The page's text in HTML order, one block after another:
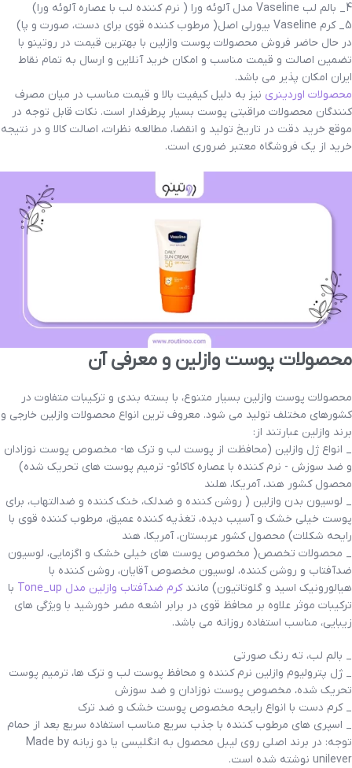
4_ بالم لب Vaseline مدل آلوئه ورا ( نرم کننده لب با عصاره آلوئه ورا)
5_ کرم Vaseline بیورلی اصل( مرطوب کننده قوی برای دست، صورت و پا)
در حال حاضر فروش محصولات پوست وازلین با بهترین قیمت در روتینو با
تضمین اصالت و قیمت مناسب و امکان خرید آنلاین و ارسال به تمام نقاط
ایران امکان پذیر می باشد.
محصولات اوردینری نیز به دلیل کیفیت بالا و قیمت مناسب در میان مصرف
کنندگان محصولات مراقبتی پوست بسیار پرطرفدار است. نکات قابل توجه در
موقع خرید دقت در تاریخ تولید و انقضا، مطالعه نظرات، اصالت کالا و در نتیجه
خرید از یک فروشگاه معتبر ضروری است.
محصولات پوست وازلین و معرفی آن
محصولات پوست وازلین بسیار متنوع، با بسته بندی و ترکیبات متفاوت در
کشورهای مختلف تولید می شود. معروف ترین انواع محصولات وازلین خارجی و
برند وازلین عبارتند از:
_ انواع ژل وازلین (محافظت از پوست لب و ترک ها- مخصوص پوست نوزادان
و ضد سوزش - نرم کننده با عصاره کاکائو- ترمیم پوست های تحریک شده)
محصول کشور هند، آمریکا، هلند
_ لوسیون بدن وازلین ( روشن کننده و ضدلک، خنک کننده و ضدالتهاب، برای
پوست خیلی خشک و آسیب دیده، تغذیه کننده عمیق، مرطوب کننده قوی با
رایحه شکلات) محصول کشور عربستان، آمریکا، هند
_ محصولات تخصص( مخصوص پوست های خیلی خشک و اگزمایی، لوسیون
ضدآفتاب و روشن کننده، لوسیون مخصوص آقایان، روشن کننده با
هیالورونیک اسید و گلوتاتیون) مانندکرم ضدآفتاب وازلین مدل Tone_up
با
ترکیبات موثر علاوه بر محافظ قوی در برابر اشعه مضر خورشید با ویژگی های
زیبایی، مناسب استفاده روزانه می باشد.
_ بالم لب، ته رنگ صورتی
_ ژل پترولیوم وازلین نرم کننده و محافظ پوست لب و ترک ها، ترمیم پوست
تحریک شده، مخصوص پوست نوزادان و ضد سوزش
_ کرم دست با انواع رایحه مخصوص پوست خشک و ضد ترک
_ اسپری های مرطوب کننده با جذب سریع مناسب استفاده سریع بعد از حمام
توجه: در برند اصلی روی لیبل محصول به انگلیسی یا دو زبانه Made by
unilever نوشته شده است.